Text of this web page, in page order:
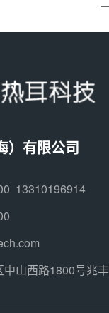
）有限公司
13310196914
中山西路1800号兆